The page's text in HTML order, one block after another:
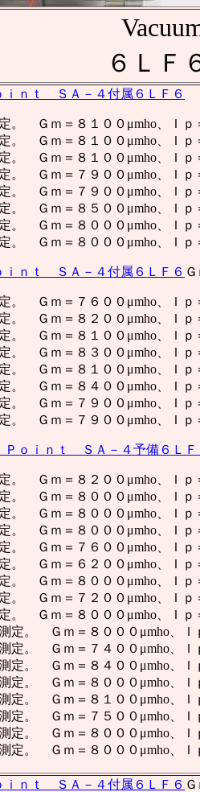
６ＬＦ
ｉｎｔ ＳＡ－４付属６ＬＦ６
。 Ｇｍ＝８１００μmho、Ｉｐ
。 Ｇｍ＝８１００μmho、Ｉｐ
。 Ｇｍ＝８１００μmho、Ｉｐ
。 Ｇｍ＝７９００μmho、Ｉｐ
。 Ｇｍ＝７９００μmho、Ｉｐ
。 Ｇｍ＝８５００μmho、Ｉｐ
。 Ｇｍ＝８０００μmho、Ｉｐ
。 Ｇｍ＝８０００μmho、Ｉｐ
ｉｎｔ ＳＡ－４付属６ＬＦ６
。 Ｇｍ＝７６００μmho、Ｉｐ
。 Ｇｍ＝８２００μmho、Ｉｐ
。 Ｇｍ＝８１００μmho、Ｉｐ
。 Ｇｍ＝８３００μmho、Ｉｐ
。 Ｇｍ＝８１００μmho、Ｉｐ
。 Ｇｍ＝８４００μmho、Ｉｐ
。 Ｇｍ＝７９００μmho、Ｉｐ
。 Ｇｍ＝７９００μmho、Ｉｐ
Ｐｏｉｎｔ ＳＡ－４予備６ＬＦ
。 Ｇｍ＝８２００μmho、Ｉｐ
。 Ｇｍ＝８０００μmho、Ｉｐ
。 Ｇｍ＝８０００μmho、Ｉｐ
。 Ｇｍ＝８０００μmho、Ｉｐ
。 Ｇｍ＝７６００μmho、Ｉｐ
。 Ｇｍ＝６２００μmho、Ｉｐ
。 Ｇｍ＝８０００μmho、Ｉｐ
。 Ｇｍ＝７２００μmho、Ｉｐ
。 Ｇｍ＝８０００μmho、Ｉｐ
定。 Ｇｍ＝８０００μmho、Ｉ
定。 Ｇｍ＝７４００μmho、Ｉ
定。 Ｇｍ＝８４００μmho、Ｉ
定。 Ｇｍ＝８０００μmho、Ｉ
定。 Ｇｍ＝８１００μmho、Ｉ
定。 Ｇｍ＝７５００μmho、Ｉ
定。 Ｇｍ＝８０００μmho、Ｉ
定。 Ｇｍ＝８０００μmho、Ｉ
ｉｎｔ ＳＡ－４付属６ＬＦ６